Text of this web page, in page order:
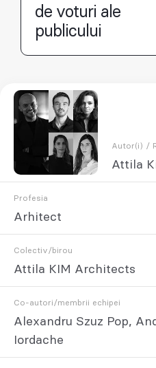
de voturi ale
publicului
Autor(i) /
Attila
Profesia
Arhitect
Colectiv/birou
Attila KIM Architects
Co-autori/membrii echipei
Alexandru Szuz Pop,
Iordache